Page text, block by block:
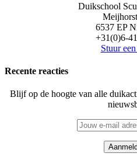
Duikschool
6537 EP
+31(0)6-
Stuur
Recente reacties
Blijf op de hoogte van alle